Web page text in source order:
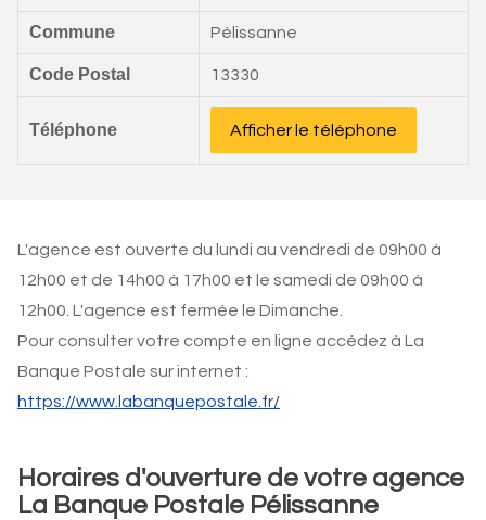
Commune Pélissanne
Code Postal 13330
Téléphone Afficher le téléphone
L'agence est ouverte du lundi au vendredi de 09h00 à
12h00 et de 14h00 à 17h00 et le samedi de 09h00 à
12h00. L'agence est fermée le Dimanche.
Pour consulter votre compte en ligne accédez à La
Banque Postale sur internet :
https://www.labanquepostale.fr/
Horaires d'ouverture de votre agence
La Banque Postale Pélissanne